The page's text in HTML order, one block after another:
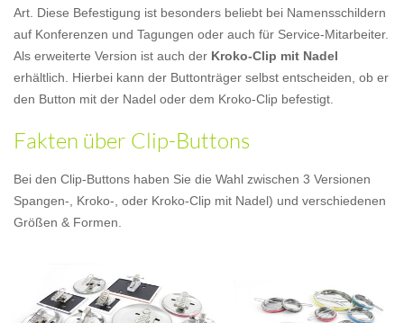
Art. Diese Befestigung ist besonders beliebt bei Namensschildern
auf Konferenzen und Tagungen oder auch für Service-Mitarbeiter.
Als erweiterte Version ist auch der Kroko-Clip mit Nadel
erhältlich. Hierbei kann der Buttonträger selbst entscheiden, ob er
den Button mit der Nadel oder dem Kroko-Clip befestigt.
Fakten über Clip-Buttons
Bei den Clip-Buttons haben Sie die Wahl zwischen 3 Versionen
Spangen-, Kroko-, oder Kroko-Clip mit Nadel) und verschiedenen
Größen & Formen.